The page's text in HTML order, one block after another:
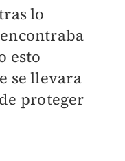
lo
esto
se llevara
proteger